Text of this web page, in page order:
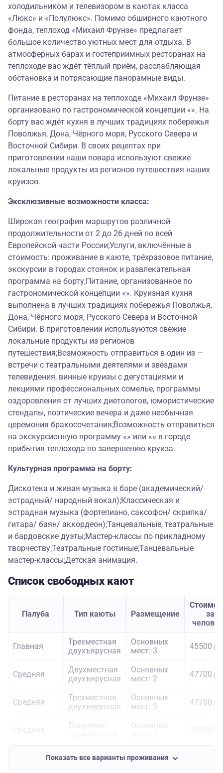
холодильником и телевизором в каютах класса
«Люкс» и «Полулюкс». Помимо обширного каютного
фонда, теплоход «Михаил Фрунзе» предлагает
большое количество уютных мест для отдыха. В
атмосферных барах и гостеприимных ресторанах на
теплоходе вас ждёт тёплый приём, расслабляющая
обстановка и потрясающие панорамные виды.
Питание в ресторанах на теплоходе «Михаил Фрунзе»
организовано по гастрономической концепции «». На
борту вас ждёт кухня в лучших традициях побережья
Поволжья, Дона, Чёрного моря, Русского Севера и
Восточной Сибири. В своих рецептах при
приготовлении наши повара используют свежие
локальные продукты из регионов путешествия наших
круизов.
Эксклюзивные возможности класса:
Широкая география маршрутов различной
продолжительности от 2 до 26 дней по всей
Европейской части России;Услуги, включённые в
стоимость: проживание в каюте, трёхразовое питание,
экскурсии в городах стоянок и развлекательная
программа на борту;Питание, организованное по
гастрономической концепции «». Круизная кухня
выполнена в лучших традициях побережья Поволжья,
Дона, Чёрного моря, Русского Севера и Восточной
Сибири. В приготовлении используются свежие
локальные продукты из регионов
путешествия;Возможность отправиться в один из —
встречи с театральными деятелями и звёздами
телевидения, винные круизы с дегустациями и
лекциями профессиональных сомелье, программы
оздоровления от лучших диетологов, юмористические
стендапы, поэтические вечера и даже необычная
церемония бракосочетания;Возможность отправиться
на экскурсионную программу «» или «» в городе
прибытия теплохода по завершению круиза.
Культурная программа на борту:
Дискотека и живая музыка в баре (академический/
эстрадный/ народный вокал);Классическая и
эстрадная музыка (фортепиано, саксофон/ скрипка/
гитара/ баян/ аккордеон);Танцевальные, театральные
и бардовские дуэты;Мастер-классы по прикладному
творчеству;Театральные гостиные;Танцевальные
мастер-классы;Детская анимация.
Список свободных кают
Палуба Тип каюты Размещение
за
Главная
Трехместная
двухъярусная
Основных
мест: 3
45500
Средняя
Двухместная
двухъярусная
Основных
мест: 2
47700
Средняя
Трехместная
двухъярусная
Основных
мест: 3
47700
Полулюкс
Основных
Шлюпочная
двухъярусная
мест: 2
Показать все варианты проживания